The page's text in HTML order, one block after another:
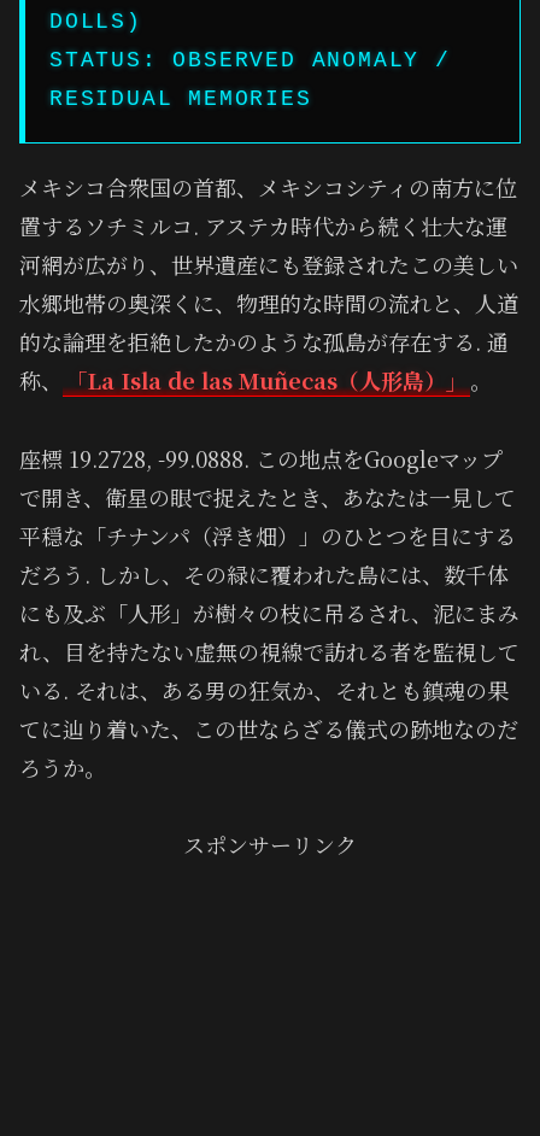
DOLLS)
STATUS: OBSERVED ANOMALY /
RESIDUAL MEMORIES
メキシコ合衆国の首都、メキシコシティの南方に位
置するソチミルコ. アステカ時代から続く壮大な運
河網が広がり、世界遺産にも登録されたこの美しい
水郷地帯の奥深くに、物理的な時間の流れと、人道
的な論理を拒絶したかのような孤島が存在する. 通
称、
「La Isla de las Muñecas（人形島）」 。
座標 19.2728, -99.0888. この地点をGoogleマップ
で開き、衛星の眼で捉えたとき、あなたは一見して
平穏な「チナンパ（浮き畑）」のひとつを目にする
だろう. しかし、その緑に覆われた島には、数千体
にも及ぶ「人形」が樹々の枝に吊るされ、泥にまみ
れ、目を持たない虚無の視線で訪れる者を監視して
いる. それは、ある男の狂気か、それとも鎮魂の果
てに辿り着いた、この世ならざる儀式の跡地なのだ
ろうか。
スポンサーリンク